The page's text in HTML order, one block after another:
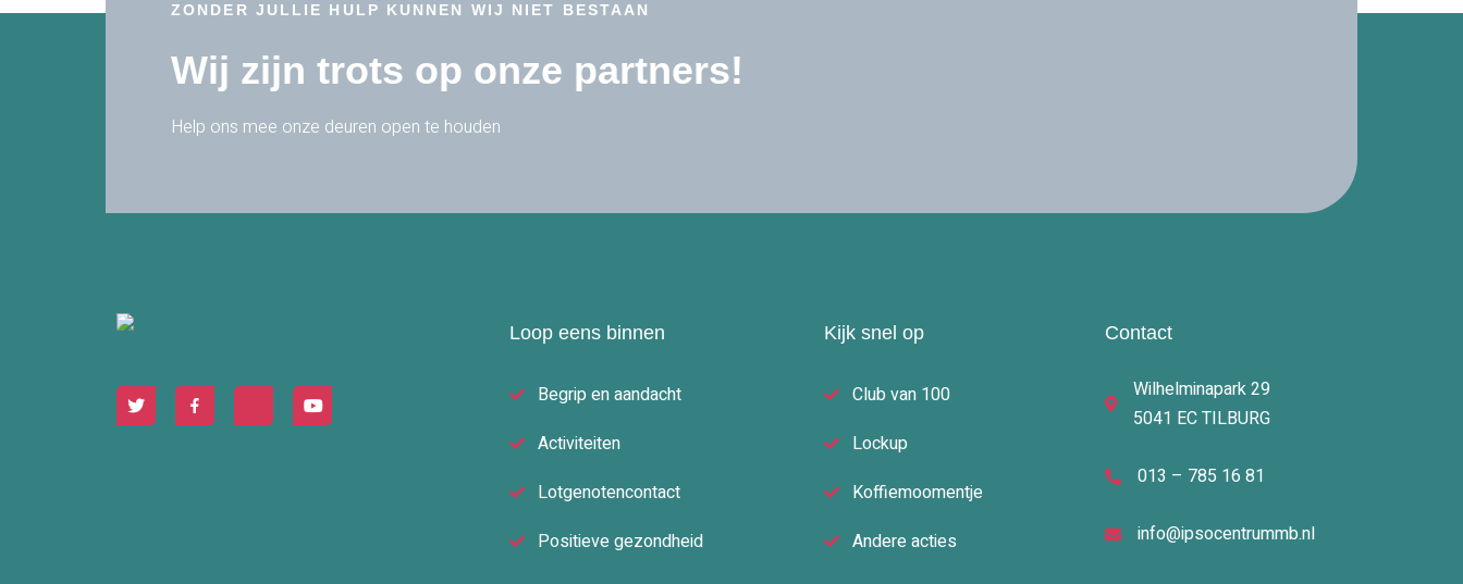
ZONDER JULLIE HULP KUNNEN WIJ NIET BESTAAN
Wij zijn trots op onze partners!
Help ons mee onze deuren open te houden
Loop eens binnen
Begrip en aandacht
Activiteiten
Lotgenotencontact
Positieve gezondheid
Kijk snel op
Club van 100
Lockup
Koffiemoomentje
Andere acties
Contact
Wilhelminapark 29
5041 EC TILBURG
013 – 785 16 81
info@ipsocentrummb.nl